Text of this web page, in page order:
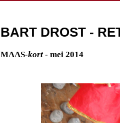
BART DROST -
MAAS-kort - mei 2014